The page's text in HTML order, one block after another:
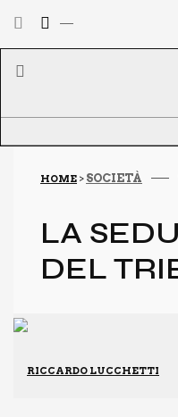
HOME > SOCIETÀ
LA
DEL
RICCARDO LUCCHETTI